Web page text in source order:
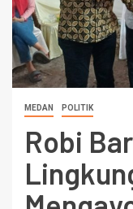
MEDAN POLITIK
Robi